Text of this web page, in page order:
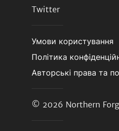
Twitter
Умови користування
Політика
Авторські права та
© 2026 Northern